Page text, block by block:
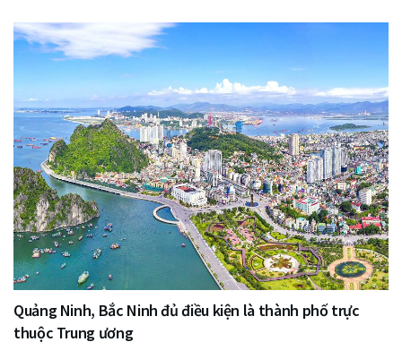
Quảng Ninh, Bắc Ninh đủ điều kiện là thành phố trực
thuộc Trung ương